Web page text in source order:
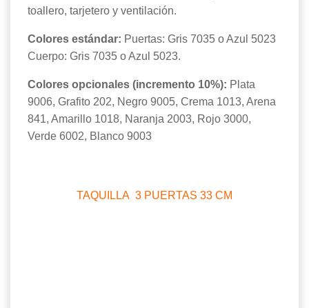
toallero, tarjetero y ventilación.
Colores estándar: Puertas: Gris 7035 o Azul 5023
Cuerpo: Gris 7035 o Azul 5023.
Colores opcionales (incremento 10%): Plata
9006, Grafito 202, Negro 9005, Crema 1013, Arena
841, Amarillo 1018, Naranja 2003, Rojo 3000,
Verde 6002, Blanco 9003
TAQUILLA 3 PUERTAS 33 CM